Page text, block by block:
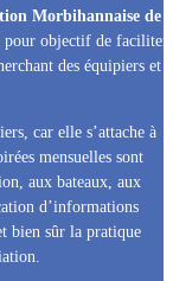
Morbihannaise de
pour objectif de faciliter
des équipiers et
car elle s’attache à
mensuelles sont
aux bateaux, aux
d’informations
bien sûr la pratique